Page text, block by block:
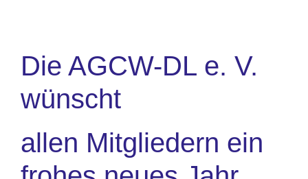
Die AGCW-DL e. V.
wünscht
allen Mitgliedern ein